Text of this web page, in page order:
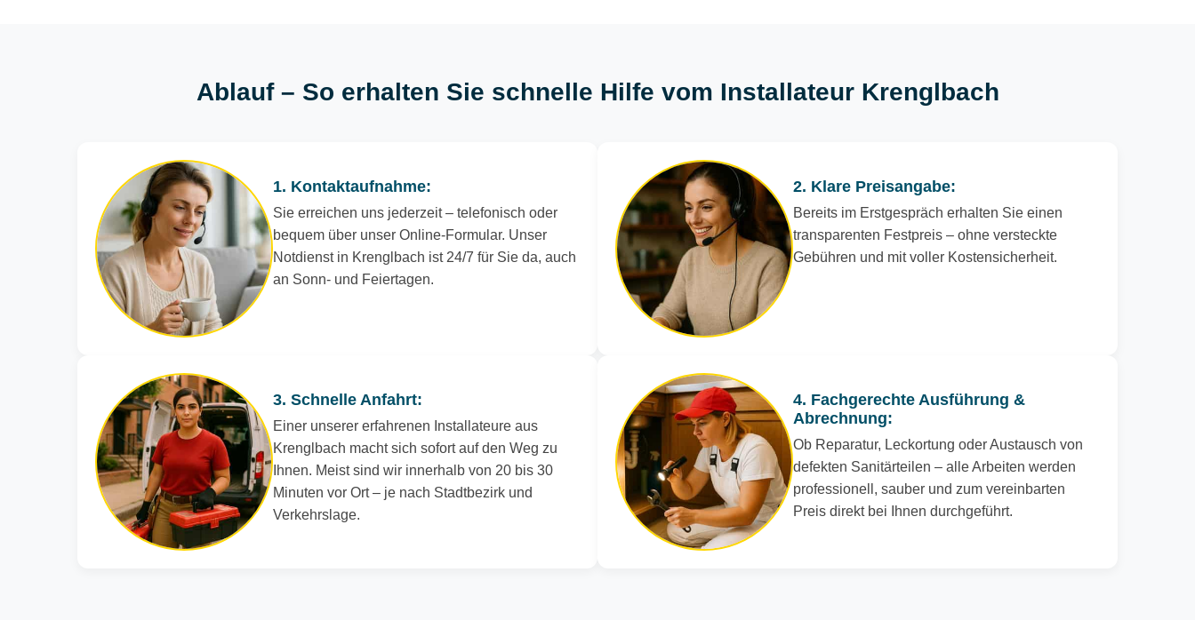
Ablauf – So erhalten Sie schnelle Hilfe vom Installateur Krenglbach
1. Kontaktaufnahme:
Sie erreichen uns jederzeit – telefonisch oder
bequem über unser Online-Formular. Unser
Notdienst in Krenglbach ist 24/7 für Sie da, auch
an Sonn- und Feiertagen.
2. Klare Preisangabe:
Bereits im Erstgespräch erhalten Sie einen
transparenten Festpreis – ohne versteckte
Gebühren und mit voller Kostensicherheit.
3. Schnelle Anfahrt:
Einer unserer erfahrenen Installateure aus
Krenglbach macht sich sofort auf den Weg zu
Ihnen. Meist sind wir innerhalb von 20 bis 30
Minuten vor Ort – je nach Stadtbezirk und
Verkehrslage.
4. Fachgerechte Ausführung &
Abrechnung:
Ob Reparatur, Leckortung oder Austausch von
defekten Sanitärteilen – alle Arbeiten werden
professionell, sauber und zum vereinbarten
Preis direkt bei Ihnen durchgeführt.